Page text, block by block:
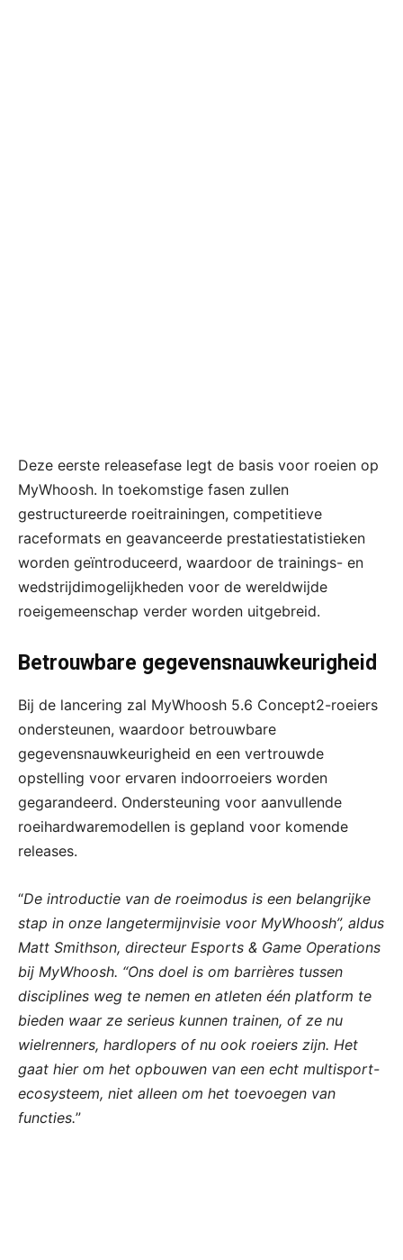
Deze eerste releasefase legt de basis voor roeien op
MyWhoosh. In toekomstige fasen zullen
gestructureerde roeitrainingen, competitieve
raceformats en geavanceerde prestatiestatistieken
worden geïntroduceerd, waardoor de trainings- en
wedstrijdimogelijkheden voor de wereldwijde
roeigemeenschap verder worden uitgebreid.
Betrouwbare gegevensnauwkeurigheid
Bij de lancering zal MyWhoosh 5.6 Concept2-roeiers
ondersteunen, waardoor betrouwbare
gegevensnauwkeurigheid en een vertrouwde
opstelling voor ervaren indoorroeiers worden
gegarandeerd. Ondersteuning voor aanvullende
roeihardwaremodellen is gepland voor komende
releases.
“De introductie van de roeimodus is een belangrijke
stap in onze langetermijnvisie voor MyWhoosh”, aldus
Matt Smithson, directeur Esports & Game Operations
bij MyWhoosh. “Ons doel is om barrières tussen
disciplines weg te nemen en atleten één platform te
bieden waar ze serieus kunnen trainen, of ze nu
wielrenners, hardlopers of nu ook roeiers zijn. Het
gaat hier om het opbouwen van een echt multisport-
ecosysteem, niet alleen om het toevoegen van
functies.”